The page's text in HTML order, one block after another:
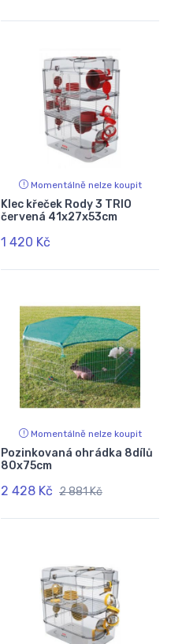
Momentálně nelze koupit
Klec křeček Rody 3 TRIO
červená 41x27x53cm
1 420 Kč
Momentálně nelze koupit
Pozinkovaná ohrádka 8dílů
80x75cm
2 428 Kč 2 881 Kč